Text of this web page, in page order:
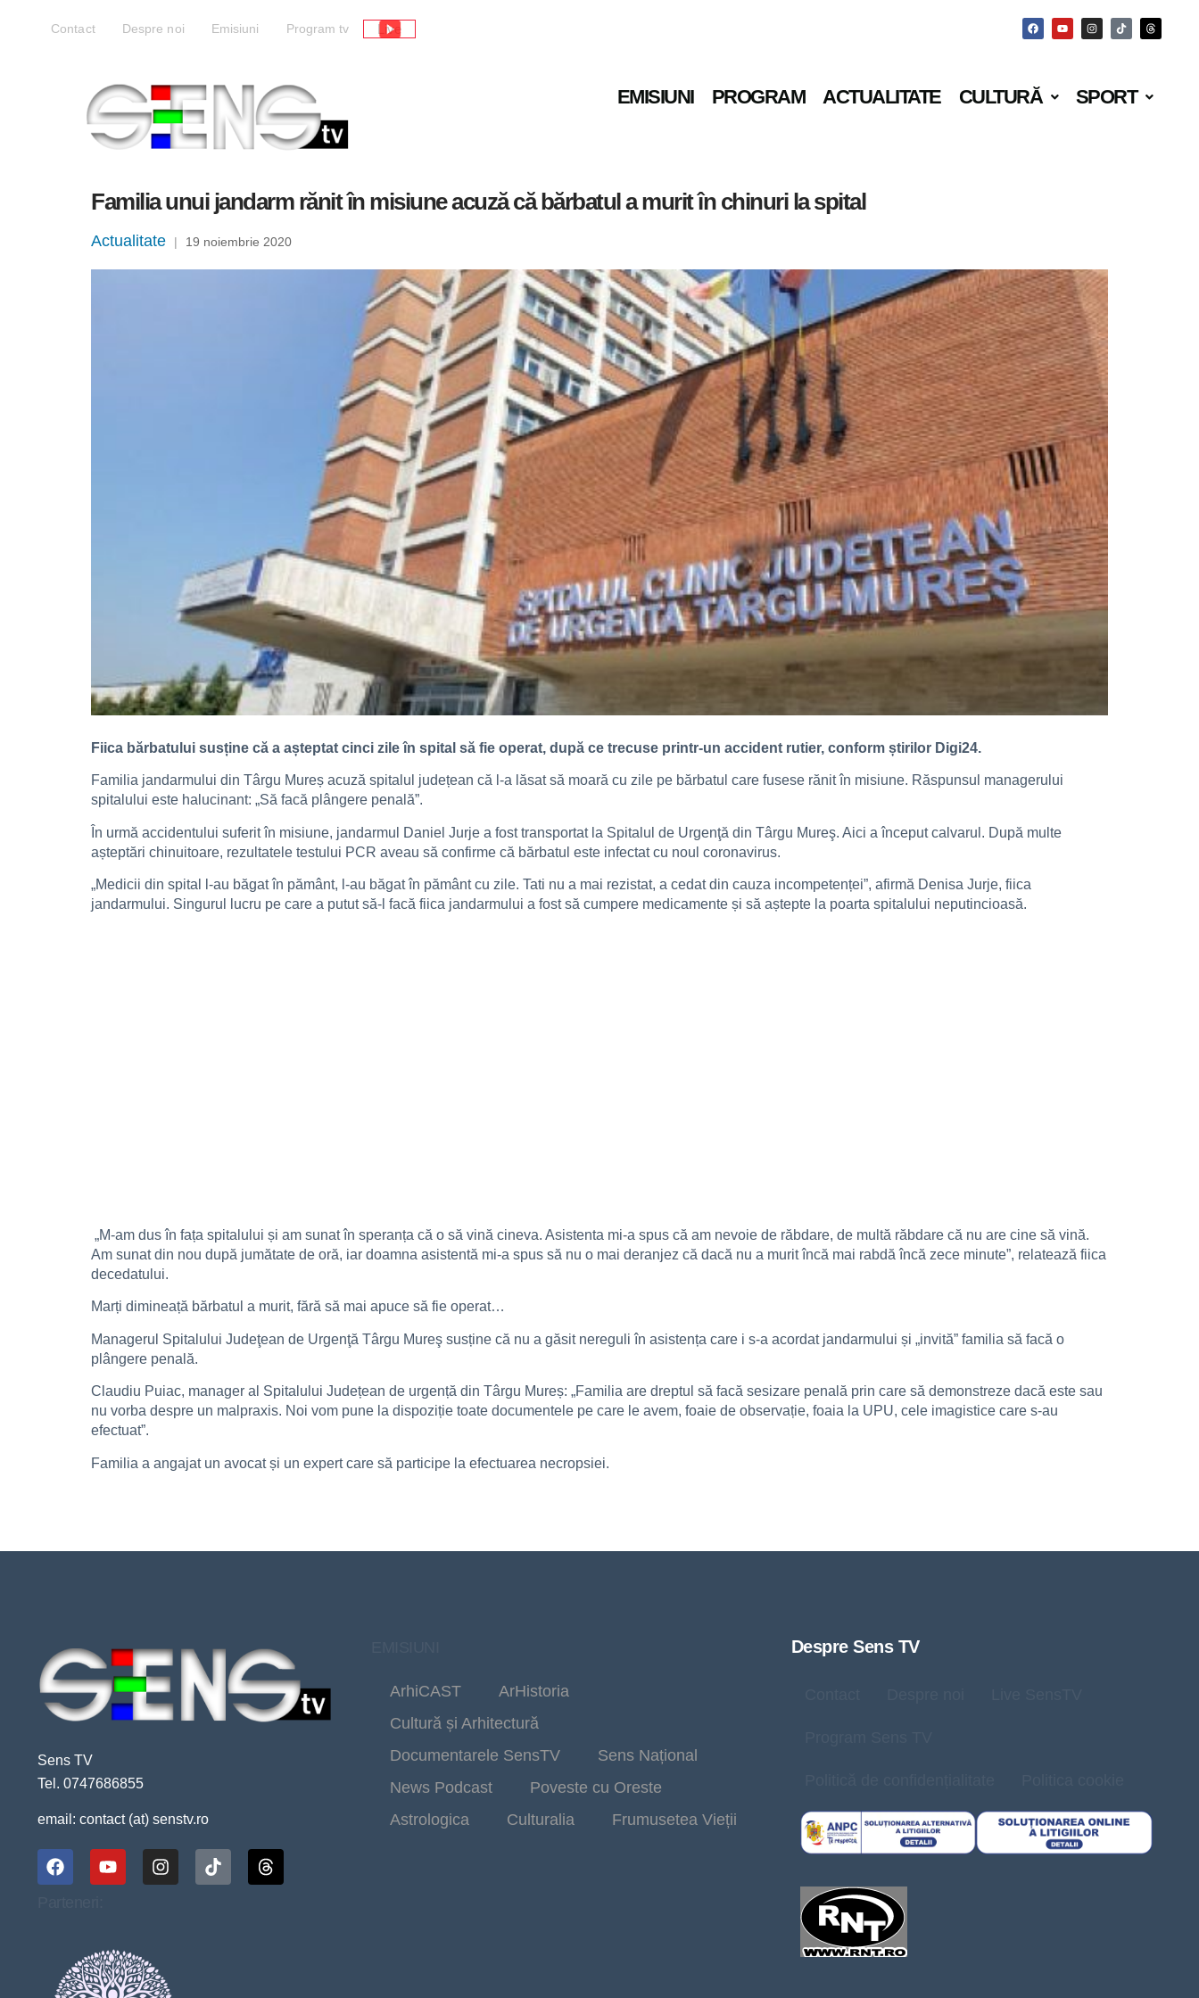
Contact Despre noi Emisiuni Program tv Live
EMISIUNI PROGRAM ACTUALITATE CULTURĂ SPORT
Familia unui jandarm rănit în misiune acuză că bărbatul a murit în chinuri la spital
Actualitate | 19 noiembrie 2020
Fiica bărbatului susține că a așteptat cinci zile în spital să fie operat, după ce trecuse printr-un accident rutier, conform știrilor Digi24.
Familia jandarmului din Târgu Mureș acuză spitalul județean că l-a lăsat să moară cu zile pe bărbatul care fusese rănit în misiune. Răspunsul managerului
spitalului este halucinant: „Să facă plângere penală”.
În urmă accidentului suferit în misiune, jandarmul Daniel Jurje a fost transportat la Spitalul de Urgenţă din Târgu Mureş. Aici a început calvarul. După multe
așteptări chinuitoare, rezultatele testului PCR aveau să confirme că bărbatul este infectat cu noul coronavirus.
„Medicii din spital l-au băgat în pământ, l-au băgat în pământ cu zile. Tati nu a mai rezistat, a cedat din cauza incompetenței”, afirmă Denisa Jurje, fiica
jandarmului. Singurul lucru pe care a putut să-l facă fiica jandarmului a fost să cumpere medicamente și să aștepte la poarta spitalului neputincioasă.
„M-am dus în fața spitalului și am sunat în speranța că o să vină cineva. Asistenta mi-a spus că am nevoie de răbdare, de multă răbdare că nu are cine să vină.
Am sunat din nou după jumătate de oră, iar doamna asistentă mi-a spus să nu o mai deranjez că dacă nu a murit încă mai rabdă încă zece minute”, relatează fiica
decedatului.
Marți dimineață bărbatul a murit, fără să mai apuce să fie operat…
Managerul Spitalului Judeţean de Urgenţă Târgu Mureş susține că nu a găsit nereguli în asistența care i s-a acordat jandarmului și „invită” familia să facă o
plângere penală.
Claudiu Puiac, manager al Spitalului Județean de urgență din Târgu Mureș: „Familia are dreptul să facă sesizare penală prin care să demonstreze dacă este sau
nu vorba despre un malpraxis. Noi vom pune la dispoziție toate documentele pe care le avem, foaie de observație, foaia la UPU, cele imagistice care s-au
efectuat”.
Familia a angajat un avocat și un expert care să participe la efectuarea necropsiei.
Sens TV
Tel. 0747686855
email: contact (at) senstv.ro
ArhiCAST
ArHistoria
Cultură și Arhitectură
Documentarele SensTV
Sens Național
News Podcast
Poveste cu Oreste
Astrologica
Culturalia Frumusetea Vieții
Despre Sens TV